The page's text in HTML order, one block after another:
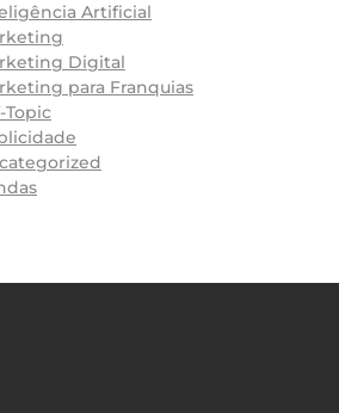
Artificial
Digital
para Franquias
Topic